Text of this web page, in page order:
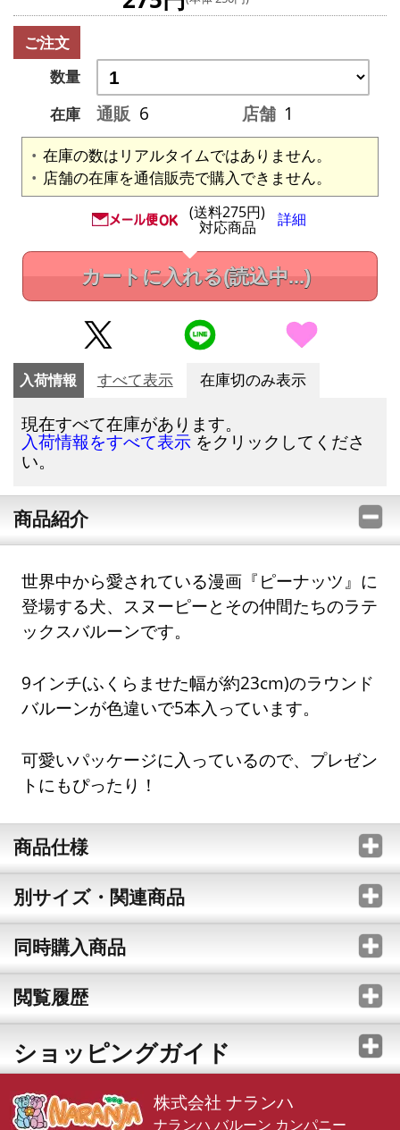
ご注文
数量
在庫
通販 6 店舗 1
在庫の数はリアルタイムではありません。
店舗の在庫を通信販売で購入できません。
(送料275円)
対応商品 詳細
カートに入れる(読込中...)
入荷情報 すべて表示 在庫切のみ表示
現在すべて在庫があります。
入荷情報をすべて表示 をクリックしてくださ
い。
商品紹介
世界中から愛されている漫画『ピーナッツ』に
登場する犬、スヌーピーとその仲間たちのラテ
ックスバルーンです。
9インチ(ふくらませた幅が約23cm)のラウンド
バルーンが色違いで5本入っています。
可愛いパッケージに入っているので、プレゼン
トにもぴったり！
商品仕様
別サイズ・関連商品
同時購入商品
閲覧履歴
ショッピングガイド
株式会社 ナランハ
ナランハ バルーン カンパニー